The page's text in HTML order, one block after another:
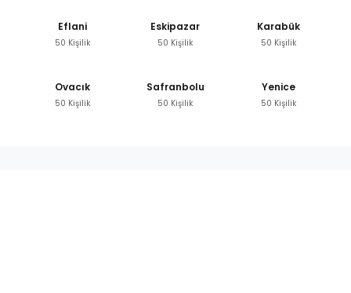
Eflani
50 Kişilik
Eskipazar
50 Kişilik
Karabük
50 Kişilik
Ovacık
50 Kişilik
Safranbolu
50 Kişilik
Yenice
50 Kişilik